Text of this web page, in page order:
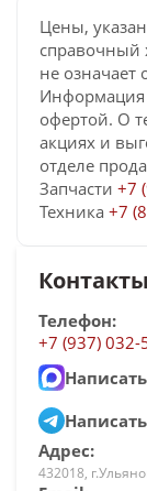
Цены,
справочный
не означает
Информация
офертой. О
акциях и
отделе
Запчасти +7
Техника +7
Контакты
Телефон:
+7 (937) 032-
Адрес:
432018,